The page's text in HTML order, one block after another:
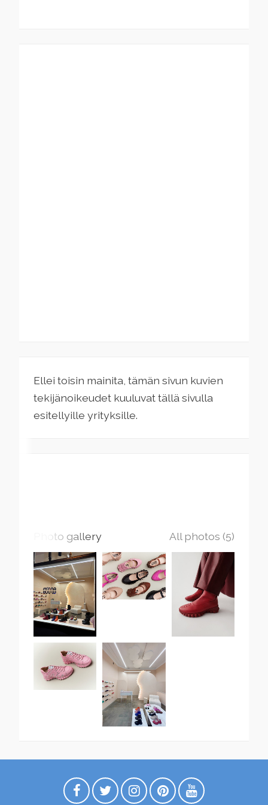
Ellei toisin mainita, tämän sivun kuvien
tekijänoikeudet kuuluvat tällä sivulla
esitellyille yrityksille.
Photo gallery All photos (5)